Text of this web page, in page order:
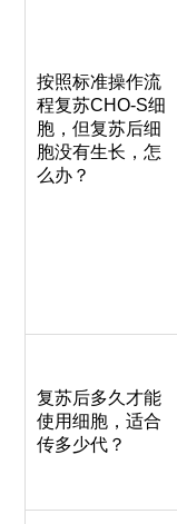
按照标准操作流
程复苏CHO-S细
胞，但复苏后细
胞没有生长，怎
么办？
复苏后多久才能
使用细胞，适合
传多少代？